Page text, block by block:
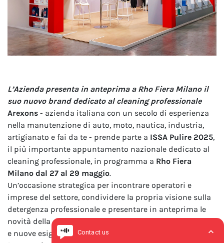
L’Azienda presenta in anteprima a Rho Fiera Milano il
suo nuovo brand dedicato al cleaning professionale
Arexons - azienda italiana con un secolo di esperienza
nella manutenzione di auto, moto, nautica, industria,
artigianato e fai da te - prende parte a ISSA Pulire 2025,
il più importante appuntamento nazionale dedicato al
cleaning professionale, in programma a Rho Fiera
Milano dal 27 al 29 maggio.
Un’occasione strategica per incontrare operatori e
imprese del settore, condividere la propria visione sulla
detergenza professionale e presentare in anteprima le
novità della gammaFulcron PRO, tra evoluzione tecnica
e nuove esigenze operative.